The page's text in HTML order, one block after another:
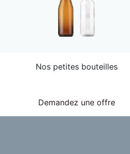
Nos petites bouteilles
Demandez une offre